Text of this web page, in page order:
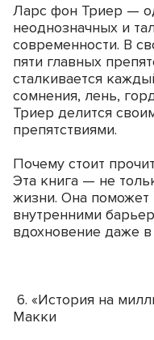
Ларс фон Триер —
неоднозначных и
современности. В
пяти главных
сталкивается
сомнения, лень,
Триер делится
препятствиями.
Почему стоит
Эта книга — не
жизни. Она поможет
внутренними
вдохновение даже
6. «История на
Макки